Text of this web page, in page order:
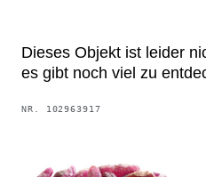
Dieses Objekt ist leider
es gibt noch viel zu
NR. 102963917